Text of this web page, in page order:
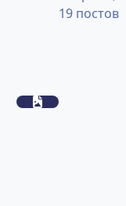
19 постов